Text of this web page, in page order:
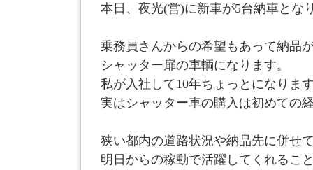
本日、夜光(営)に新車が5台納車とな
乗務員さんからの希望もあって納品
シャッター扉の車輌になります。
私が入社して10年ちょっとになりま
実はシャッター車の購入は初めての
狭い都内の道路状況や納品先に併せ
明日からの稼動で活躍してくれるこ